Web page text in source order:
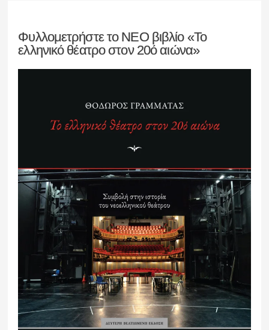
Φυλλομετρήστε το ΝΕΟ βιβλίο «Το
ελληνικό θέατρο στον 20ό αιώνα»